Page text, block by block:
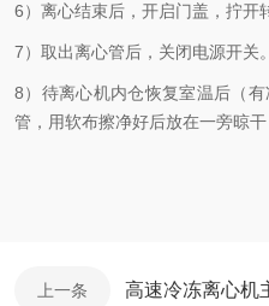
6）离心结束后，开启门盖，拧开
7）取出离心管后，关闭电源开关。
8）待离心机内仓恢复室温后（
管 ，用软布擦净好后放在一旁晾干
上一条 高速冷冻离心机